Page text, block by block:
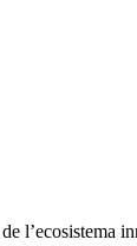
l’ecosistema